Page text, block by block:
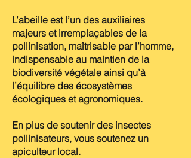
L’abeille est l’un des auxiliaires
majeurs et irremplaçables de la
pollinisation, maîtrisable par l’homme,
indispensable au maintien de la
biodiversité végétale ainsi qu’à
l’équilibre des écosystèmes
écologiques et agronomiques.
En plus de soutenir des insectes
pollinisateurs, vous soutenez un
apiculteur local.